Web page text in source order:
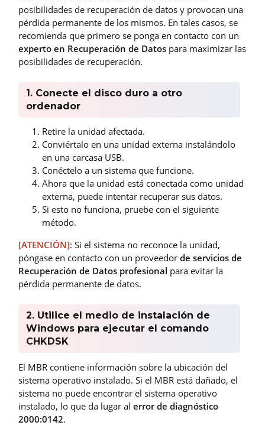
posibilidades de recuperación de datos y provocan una
pérdida permanente de los mismos. En tales casos, se
recomienda que primero se ponga en contacto con un
experto en Recuperación de Datos para maximizar las
posibilidades de recuperación.
1. Conecte el disco duro a otro
ordenador
Retire la unidad afectada.
Conviértalo en una unidad externa instalándolo
en una carcasa USB.
Conéctelo a un sistema que funcione.
Ahora que la unidad está conectada como unidad
externa, puede intentar recuperar sus datos.
Si esto no funciona, pruebe con el siguiente
método.
[ATENCIÓN]: Si el sistema no reconoce la unidad,
póngase en contacto con un proveedor de servicios de
Recuperación de Datos profesional para evitar la
pérdida permanente de datos.
2. Utilice el medio de instalación de
Windows para ejecutar el comando
CHKDSK
El MBR contiene información sobre la ubicación del
sistema operativo instalado. Si el MBR está dañado, el
sistema no puede encontrar el sistema operativo
instalado, lo que da lugar al error de diagnóstico
2000:0142.